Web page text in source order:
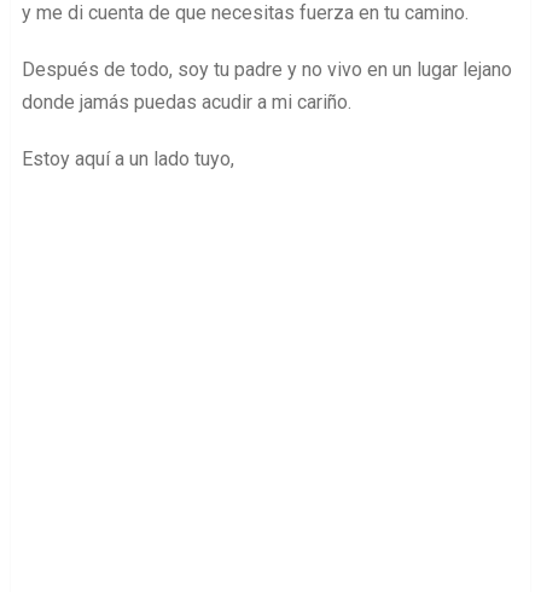
y me di cuenta de que necesitas fuerza en tu camino.
Después de todo, soy tu padre y no vivo en un lugar lejano
donde jamás puedas acudir a mi cariño.
Estoy aquí a un lado tuyo,